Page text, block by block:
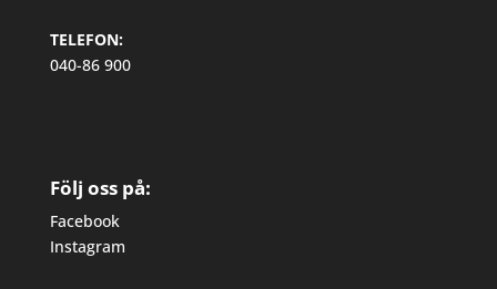
TELEFON:
040-86 900
Följ oss på:
Facebook
Instagram